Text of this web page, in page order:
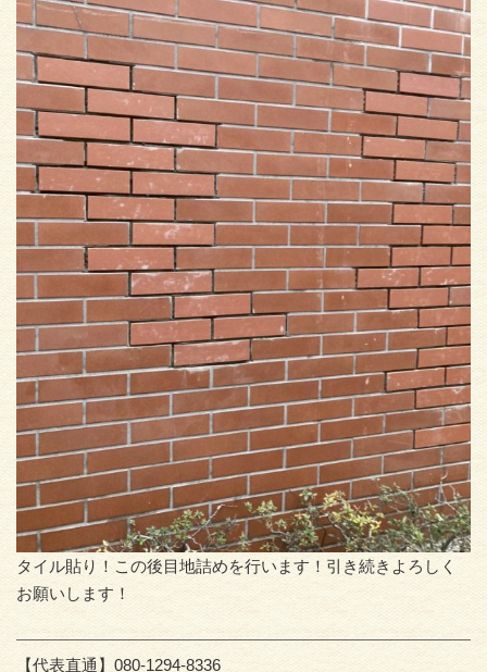
タイル貼り！この後目地詰めを行います！引き続きよろしく
お願いします！
【代表直通】080-1294-8336